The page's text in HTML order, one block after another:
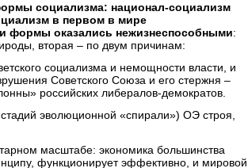
социализма: национал-социализм
в первом в мире
формы оказались нежизнеспособными:
вторая – по двум причинам:
социализма и немощности власти, и
Советского Союза и его стержня –
российских либералов-демократов.
эволюционной «спирали») ОЭ строя,
масштабе: экономика большинства
функционирует эффективно, и мировой